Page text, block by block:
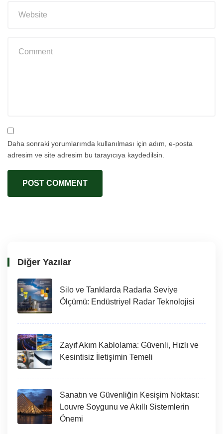
Daha sonraki yorumlarımda kullanılması için adım, e-posta
adresim ve site adresim bu tarayıcıya kaydedilsin.
Diğer Yazılar
Silo ve Tanklarda Radarla Seviye
Ölçümü: Endüstriyel Radar Teknolojisi
Zayıf Akım Kablolama: Güvenli, Hızlı ve
Kesintisiz İletişimin Temeli
Sanatın ve Güvenliğin Kesişim Noktası:
Louvre Soygunu ve Akıllı Sistemlerin
Önemi